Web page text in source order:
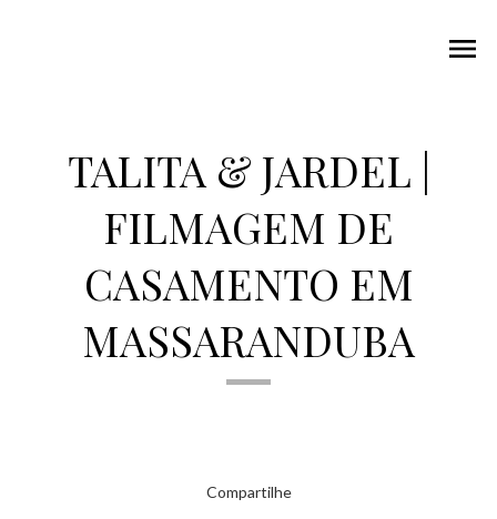
menu
TALITA & JARDEL |
FILMAGEM DE
CASAMENTO EM
MASSARANDUBA
Compartilhe